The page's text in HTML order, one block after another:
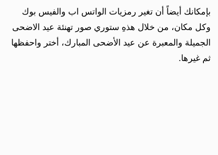
بإمكانك أيضاً أن تغير رمزيات الواتس اب والفيس بوك
وكل مكان، من خلال هذهِ ستوري صور تهنئة عيد الاضحى
الجميلة والمعبرة عن عيد الأضحى المبارك، أختر واحفظها
ثم غيرها.